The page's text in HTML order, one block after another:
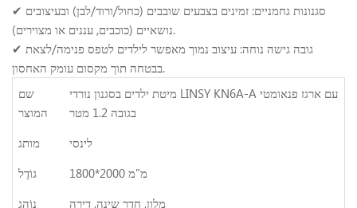
✔ סגנונות גחמניים: זמינים בצבעים שובבים (כחול/ורוד/לבן) ובעיצובים
נושאיים (כוכבים, עננים או מצוירים).
✔ גובה גישה נוחה: עיצוב נמוך מאפשר לילדים לטפס פנימה/לצאת
בבטחה תוך מקסום עומק האחסון.
שם
המוצר
מיטת ילדים בסגנון נורדי LINSY KN6A-A עם ארגז פנאומטי
בגובה 1.2 מטר
מותג
לינסי
גוֹדֶל
1800*2000 מ"מ
נוֹהָג
מלון, חדר שינה, דירה